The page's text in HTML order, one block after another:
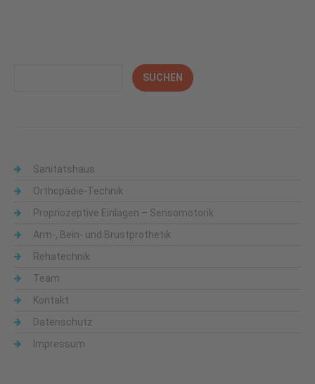
Sanitätshaus
Orthopädie-Technik
Propriozeptive Einlagen – Sensomotorik
Arm-, Bein- und Brustprothetik
Rehatechnik
Team
Kontakt
Datenschutz
Impressum